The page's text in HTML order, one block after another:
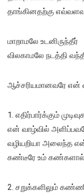
தாங்கினதற்கு
மாறாமலே உடனிருந்தீர்
விலகாமலே நடத்தி
ஆச்சரியமானவரே என்
1. எதிர்பார்க்கும்
என் வாழ்வில்
வழியறியா அலைந்த
கண்டீரே உம் கண்களால்
2. சறுக்களிலும்